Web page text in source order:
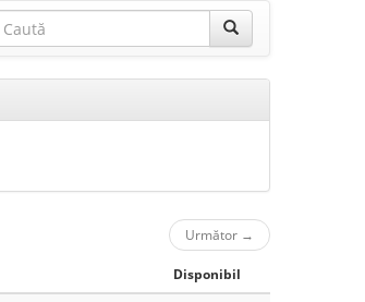
Următor →
Disponibil